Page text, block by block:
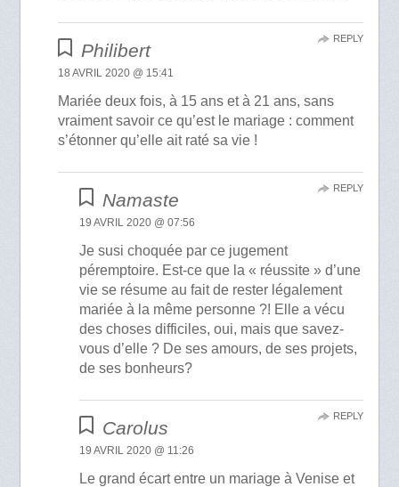
Philibert
18 AVRIL 2020 @ 15:41
Mariée deux fois, à 15 ans et à 21 ans, sans
vraiment savoir ce qu’est le mariage : comment
s’étonner qu’elle ait raté sa vie !
REPLY
Namaste
19 AVRIL 2020 @ 07:56
Je susi choquée par ce jugement
péremptoire. Est-ce que la « réussite » d’une
vie se résume au fait de rester légalement
mariée à la même personne ?! Elle a vécu
des choses difficiles, oui, mais que savez-
vous d’elle ? De ses amours, de ses projets,
de ses bonheurs?
REPLY
Carolus
19 AVRIL 2020 @ 11:26
Le grand écart entre un mariage à Venise et
REPLY